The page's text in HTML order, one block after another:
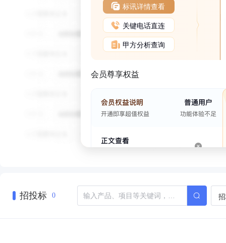
标讯详情查看
关键电话直连
甲方分析查询
会员尊享权益
招投标 0